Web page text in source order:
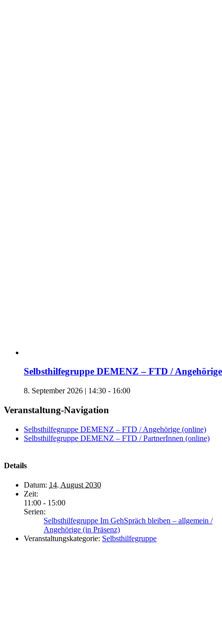
Selbsthilfegruppe DEMENZ – FTD /
8. September 2026 | 14:30 - 16:00
Veranstaltung-Navigation
Selbsthilfegruppe DEMENZ – FTD / Angehörige (online)
Selbsthilfegruppe DEMENZ – FTD / PartnerInnen (online)
Details
Datum: 14. August 2030
Zeit:
11:00 - 15:00
Serien:
Selbsthilfegruppe Im GehSpräch bleiben – allgemein /
Angehörige (in Präsenz)
Veranstaltungskategorie: Selbsthilfegruppe